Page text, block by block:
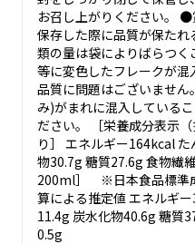
お召し上がりください。
保存した際に品質が保た
類の量は袋によりばらつ
等に変色したフレークが混
品質に問題はございませ
み)がまれに混入している
ださい。 ［栄養成分表示
り］ エネルギー164kcal
物30.7g 糖質27.6g 食物繊
200ml］ ※日本食品標準
算による推定値 エネルギ
11.4g 炭水化物40.6g 糖質
0.5g